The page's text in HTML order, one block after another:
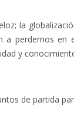
la
perdernos
y
de partida